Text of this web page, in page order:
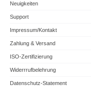
Neuigkeiten
Support
Impressum/Kontakt
Zahlung & Versand
ISO-Zertifizierung
Widerrrufbelehrung
Datenschutz-Statement